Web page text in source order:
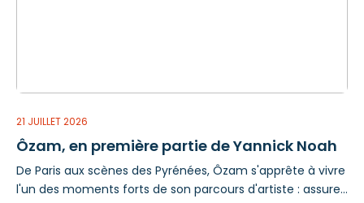
21 JUILLET 2026
Ôzam, en première partie de Yannick Noah
De Paris aux scènes des Pyrénées, Ôzam s'apprête à vivre
l'un des moments forts de son parcours d'artiste : assurer